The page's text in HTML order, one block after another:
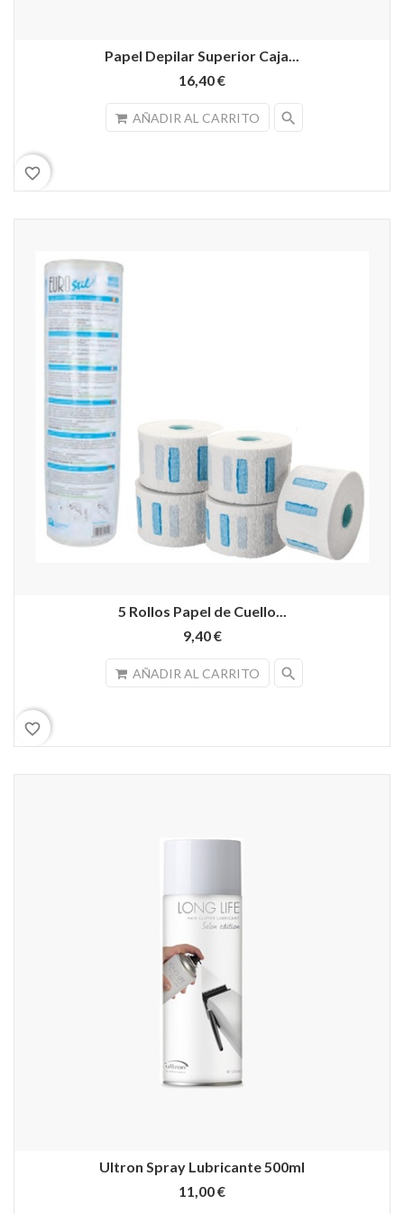
Papel Depilar Superior Caja...
16,40 €
AÑADIR AL CARRITO search
favorite_border
5 Rollos Papel de Cuello...
9,40 €
AÑADIR AL CARRITO search
favorite_border
Ultron Spray Lubricante 500ml
11,00 €